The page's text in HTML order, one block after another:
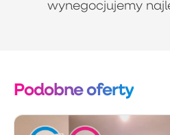
wynegocjujemy
Podobne oferty